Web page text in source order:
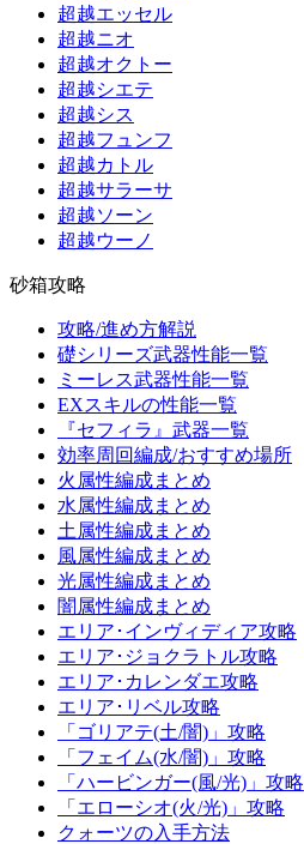
超越エッセル
超越ニオ
超越オクトー
超越シエテ
超越シス
超越フュンフ
超越カトル
超越サラーサ
超越ソーン
超越ウーノ
砂箱攻略
攻略/進め方解説
礎シリーズ武器性能一覧
ミーレス武器性能一覧
EXスキルの性能一覧
『セフィラ』武器一覧
効率周回編成/おすすめ場所
火属性編成まとめ
水属性編成まとめ
土属性編成まとめ
風属性編成まとめ
光属性編成まとめ
闇属性編成まとめ
エリア･インヴィディア攻略
エリア･ジョクラトル攻略
エリア･カレンダエ攻略
エリア･リベル攻略
「ゴリアテ(土/闇)」攻略
「フェイム(水/闇)」攻略
「ハービンガー(風/光)」攻略
「エローシオ(火/光)」攻略
クォーツの入手方法